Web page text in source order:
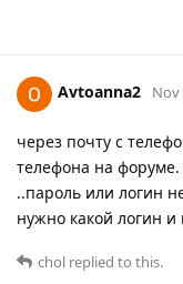
Avtoanna2 Nov
через почту с
телефона на форуме.
..пароль или логин
нужно какой логин и
chol replied to this.